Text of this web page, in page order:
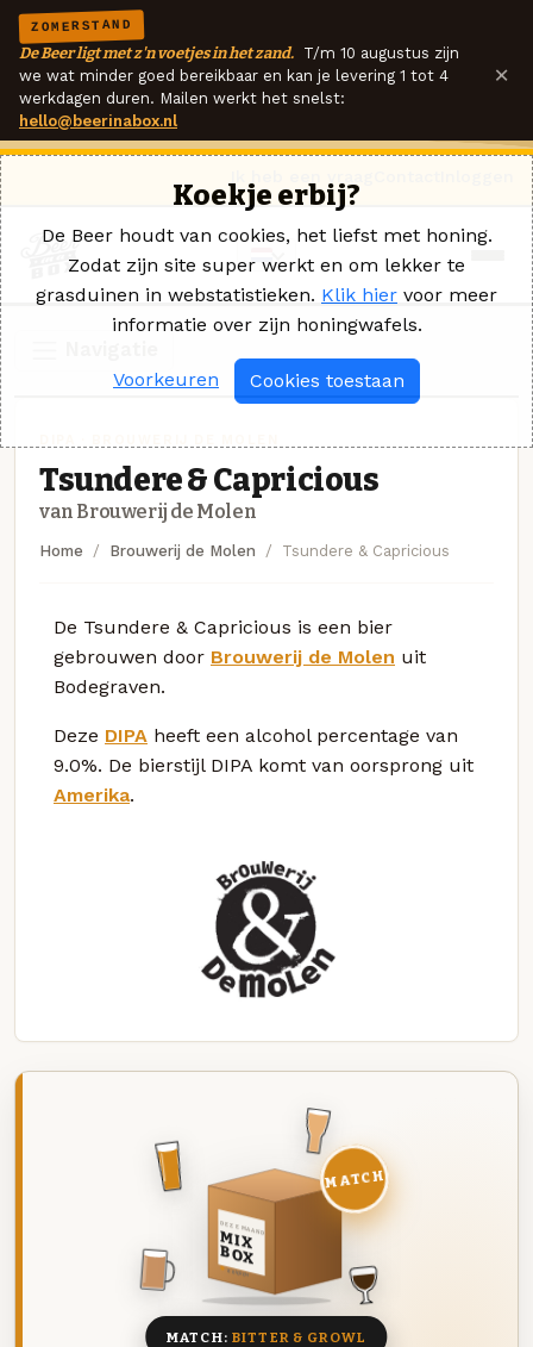
ZOMERSTAND
De Beer ligt met z'n voetjes in het zand. T/m 10 augustus zijn
we wat minder goed bereikbaar en kan je levering 1 tot 4
werkdagen duren. Mailen werkt het snelst:
hello@beerinabox.nl
×
Tsundere & Capricious
van Brouwerij de Molen
Home Brouwerij de Molen Tsundere & Capricious
De Tsundere & Capricious is een bier
gebrouwen door Brouwerij de Molen uit
Bodegraven.
Deze DIPA heeft een alcohol percentage van
9.0%. De bierstijl DIPA komt van oorsprong uit
Amerika.
DEZE MAAND
MIX
BOX
8 BIEREN
MATCH
MATCH: BITTER & GROWL
Koekje erbij?
De Beer houdt van cookies, het liefst met honing.
Zodat zijn site super werkt en om lekker te
grasduinen in webstatistieken. Klik hier voor meer
informatie over zijn honingwafels.
Voorkeuren Cookies toestaan